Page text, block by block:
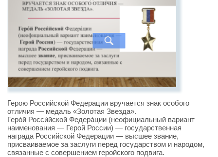
Герою Российской Федерации вручается знак особого
отличия — медаль «Золотая Звезда».
Геро́й Росси́йской Федера́ции (неофициальный вариант
наименования — Герой России) — государственная
награда Российской Федерации — высшее звание,
присваиваемое за заслуги перед государством и народом,
связанные с совершением геройского подвига.